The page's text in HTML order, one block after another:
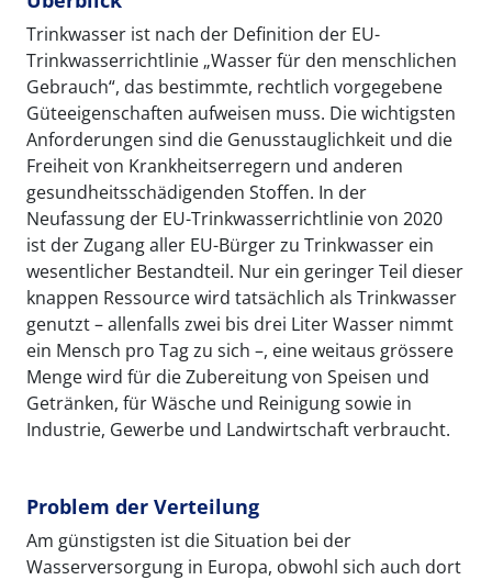
Trinkwasser ist nach der Definition der EU-
Trinkwasserrichtlinie „Wasser für den menschlichen
Gebrauch“, das bestimmte, rechtlich vorgegebene
Güteeigenschaften aufweisen muss. Die wichtigsten
Anforderungen sind die Genusstauglichkeit und die
Freiheit von Krankheitserregern und anderen
gesundheitsschädigenden Stoffen. In der
Neufassung der EU-Trinkwasserrichtlinie von 2020
ist der Zugang aller EU-Bürger zu Trinkwasser ein
wesentlicher Bestandteil. Nur ein geringer Teil dieser
knappen Ressource wird tatsächlich als Trinkwasser
genutzt – allenfalls zwei bis drei Liter Wasser nimmt
ein Mensch pro Tag zu sich –, eine weitaus grössere
Menge wird für die Zubereitung von Speisen und
Getränken, für Wäsche und Reinigung sowie in
Industrie, Gewerbe und Landwirtschaft verbraucht.
Problem der Verteilung
Am günstigsten ist die Situation bei der
Wasserversorgung in Europa, obwohl sich auch dort